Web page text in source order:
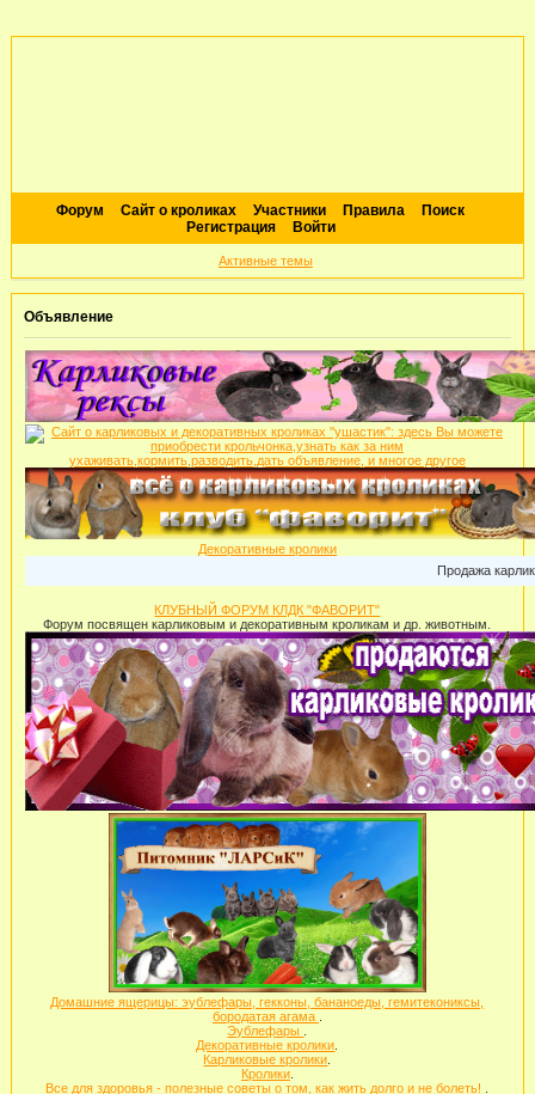
Форум Сайт о кроликах Участники Правила
Поиск
Регистрация
Войти
Активные темы
Объявление
Декоративные кролики
Продажа карликовых
КЛУБНЫЙ ФОРУМ КЛДК "ФАВОРИТ"
Форум посвящен карликовым и декоративным кроликам и др. животным.
Домашние ящерицы: эублефары, гекконы, бананоеды, гемитекониксы,
бородатая агама
Эублефары
Декоративные кролики
Карликовые кролики
Кролики.
Все для здоровья - полезные советы о том, как жить долго и не болеть!